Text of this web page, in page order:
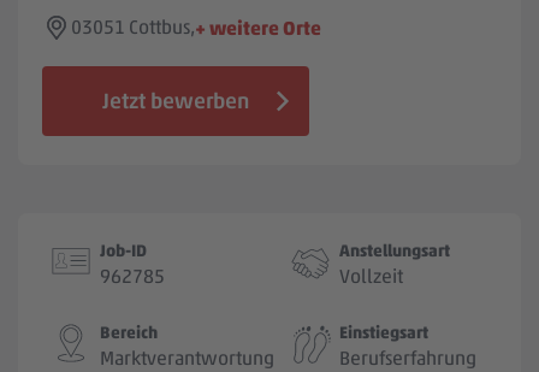
03051 Cottbus,+ weitere Orte
Jetzt bewerben
Job-ID
962785
Anstellungsart
Vollzeit
Bereich
Marktverantwortung
Einstiegsart
Berufserfahrung